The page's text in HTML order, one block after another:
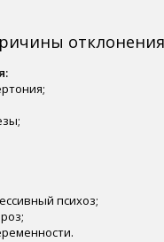
психоз;